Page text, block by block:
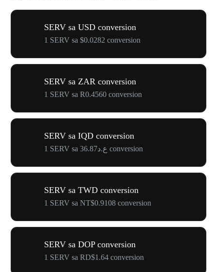
SERV sa USD conversion
1 SERV sa $0.0282 conversion
SERV sa ZAR conversion
1 SERV sa R0.4560 conversion
SERV sa IQD conversion
1 SERV sa ع.د36.87 conversion
SERV sa TWD conversion
1 SERV sa NT$0.9108 conversion
SERV sa DOP conversion
1 SERV sa RD$1.64 conversion